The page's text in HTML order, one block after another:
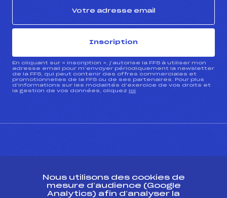
Inscription
En cliquant sur « inscription », j’autorise la FFS à utiliser mon
adresse email pour m’envoyer périodiquement la newsletter
de la FFS, qui peut contenir des offres commerciales et
promotionnelles de la FFS ou de ses partenaires. Pour plus
d’informations sur les modalités d’exercice de vos droits et
la gestion de vos données, cliquez ici
ESPACE PRESSE
Nous utilisons des cookies de
mesure d’audience (Google
Analytics) afin d’analyser la